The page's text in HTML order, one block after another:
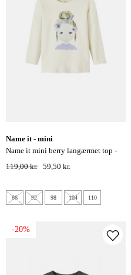
name it - mini
name it mini berry langærmet top -
buttercream
119,00 kr. 59,50 kr.
86 92 98 104 110
-20%